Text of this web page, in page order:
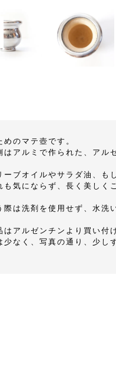
のマテ壺です。
はアルミで作られた、アル
ーブオイルやサラダ油、も
も気にならず、長く美しく
は洗剤を使用せず、水洗
アルゼンチンより買い付
少なく、写真の通り、少し